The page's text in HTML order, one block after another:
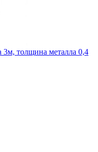
толщина металла 0,4